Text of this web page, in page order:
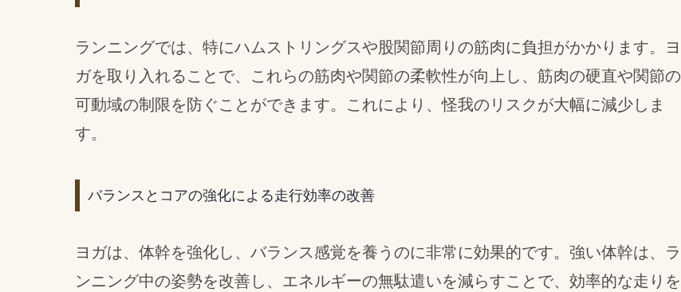
ランニングでは、特にハムストリングスや股関節周りの筋肉に負担がかかります。ヨ
ガを取り入れることで、これらの筋肉や関節の柔軟性が向上し、筋肉の硬直や関節の
可動域の制限を防ぐことができます。これにより、怪我のリスクが大幅に減少しま
す。
バランスとコアの強化による走行効率の改善
ヨガは、体幹を強化し、バランス感覚を養うのに非常に効果的です。強い体幹は、ラ
ンニング中の姿勢を改善し、エネルギーの無駄遣いを減らすことで、効率的な走りを